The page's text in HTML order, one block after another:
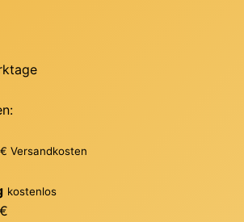
Versandkosten
kostenlos